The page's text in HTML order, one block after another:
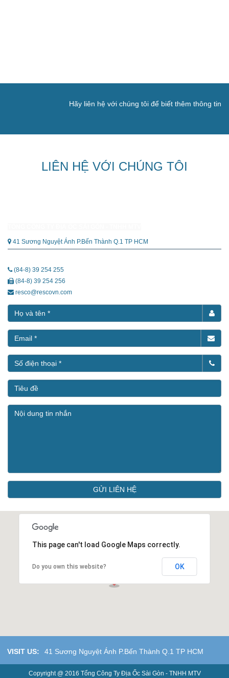
Hãy liên hệ với chúng tôi để biết thêm thông tin
LIÊN HỆ VỚI CHÚNG TÔI
41 Sương Nguyệt Ánh P.Bến Thành Q.1 TP HCM
(84-8) 39 254 255
(84-8) 39 254 256
resco@rescovn.com
GỬI LIÊN HỆ
This page can't load Google Maps correctly.
Do you own this website? OK
VISIT US: 41 Sương Nguyệt Ánh P.Bến Thành Q.1 TP HCM
Copyright @ 2016 Tổng Công Ty Địa Ốc Sài Gòn - TNHH MTV